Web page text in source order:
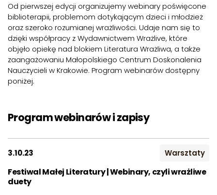
Od pierwszej edycji organizujemy webinary poświęcone
biblioterapii, problemom dotykającym dzieci i młodzież
oraz szeroko rozumianej wrażliwości. Udaje nam się to
dzięki współpracy z Wydawnictwem Wrażlive, które
objęło opiekę nad blokiem Literatura Wrażliwa, a także
zaangażowaniu Małopolskiego Centrum Doskonalenia
Nauczycieli w Krakowie. Program webinarów dostępny
poniżej.
Program webinarów i zapisy
Festiwal Małej Literatury | Webinary, czyli wrażliwe
duety
3.10.23 Warsztaty